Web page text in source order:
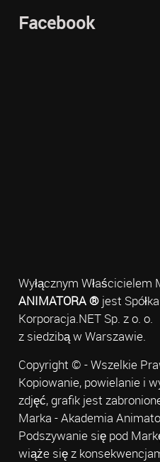
Facebook
Wyłącznym Właścicielem
ANIMATORA ®jest
Korporacja.NET Sp. z o. o.
z siedzibą w Warszawie.
Copyright © - Wszelkie
Kopiowanie, powielanie i
zdjęć, grafik jest
Marka - Akademia
Podszywanie się pod
wiąże się z